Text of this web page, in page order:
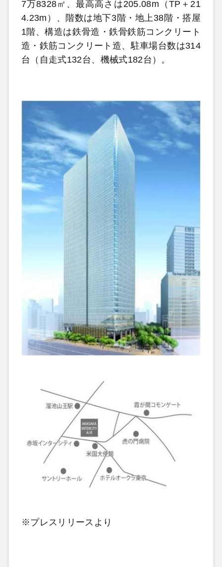
7万8328㎡、最高高さは205.08m（TP＋21
4.23m）、階数は地下3階・地上38階・搭屋
1階、構造は鉄骨造・鉄骨鉄筋コンクリート
造・鉄筋コンクリート造、駐車場台数は314
台（自走式132台、機械式182台）。
※プレスリリースより